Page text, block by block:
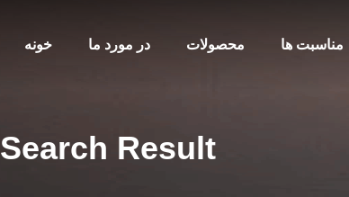
خونه در مورد ما محصولات مناسبت ها
Search Result